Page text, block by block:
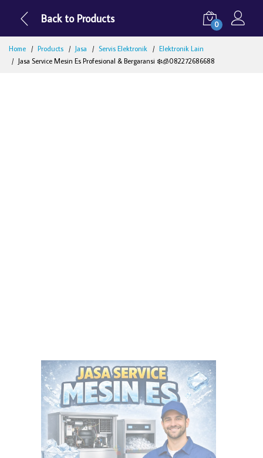
Back to Products 0
Home Products Jasa Servis Elektronik
Elektronik Lain
Jasa Service Mesin Es Profesional & Bergaransi ❄️🧊082272686688